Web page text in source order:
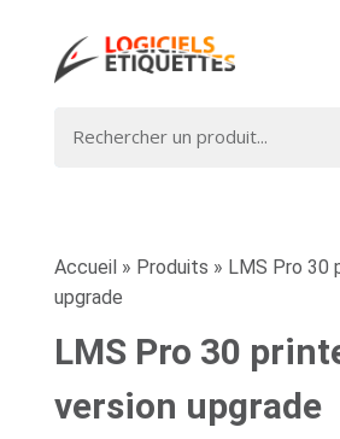
Accueil » Produits » LMS Pro 30
upgrade
LMS Pro 30
version upgrade